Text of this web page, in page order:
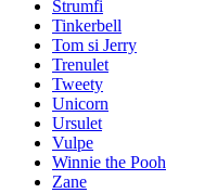
Strumfi
Tinkerbell
Tom si Jerry
Trenulet
Tweety
Unicorn
Ursulet
Vulpe
Winnie the Pooh
Zane